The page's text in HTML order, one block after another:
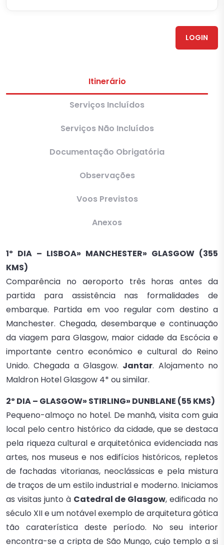
LOGIN
Itinerário
Serviços Incluídos
Serviços Não Incluídos
Documentação Obrigatória
Observações
Voos Previstos
Anexos
1º DIA – LISBOA» MANCHESTER» GLASGOW (355
KMS)
Comparência no aeroporto três horas antes da
partida para assistência nas formalidades de
embarque. Partida em voo regular com destino a
Manchester. Chegada, desembarque e continuação
da viagem para Glasgow, maior cidade da Escócia e
importante centro económico e cultural do Reino
Unido. Chegada a Glasgow. Jantar. Alojamento no
Maldron Hotel Glasgow 4* ou similar.
2º DIA – GLASGOW» STIRLING» DUNBLANE (55 KMS)
Pequeno-almoço no hotel. De manhã, visita com guia
local pelo centro histórico da cidade, que se destaca
pela riqueza cultural e arquitetónica evidenciada nas
artes, nos museus e nos edifícios históricos, repletos
de fachadas vitorianas, neoclássicas e pela mistura
de traços de um estilo industrial e moderno. Iniciamos
as visitas junto à Catedral de Glasgow, edificada no
século XII e um notável exemplo de arquitetura gótica
tão caraterística deste período. No seu interior
encontra-se a cripta de São Mungo, cujo templo a si